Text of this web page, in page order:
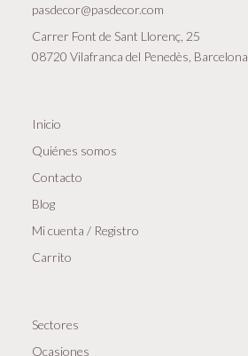
pasdecor@pasdecor.com
Carrer Font de Sant Llorenç, 25
08720 Vilafranca del Penedès, Barcelona
Inicio
Quiénes somos
Contacto
Blog
Mi cuenta / Registro
Carrito
Sectores
Ocasiones